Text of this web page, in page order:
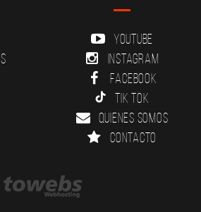
YouTube
Instagram
Facebook
Tik Tok
Quienes somos
Contacto